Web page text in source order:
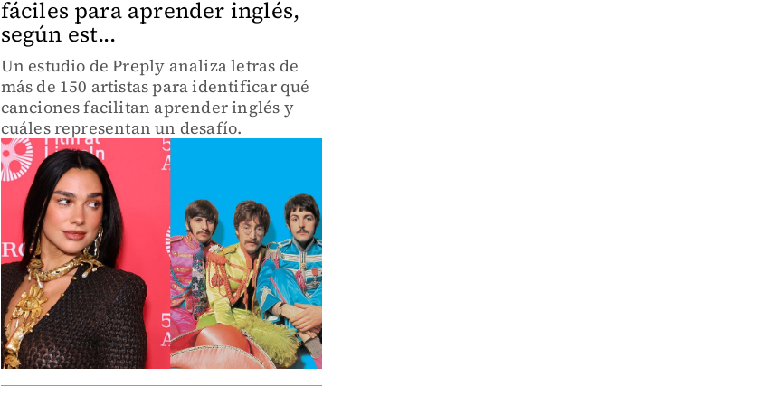
fáciles para aprender inglés,
según est...
Un estudio de Preply analiza letras de
más de 150 artistas para identificar qué
canciones facilitan aprender inglés y
cuáles representan un desafío.